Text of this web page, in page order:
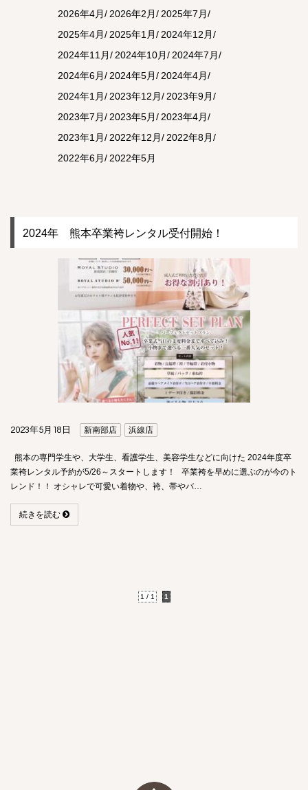
2024年 熊本卒業袴レンタル受付開始！
2023年5月18日 新南部店 浜線店
熊本の専門学生や、大学生、看護学生、美容学生などに向けた 2024年度卒
業袴レンタル予約が5/26～スタートします！ 卒業袴を早めに選ぶのが今のト
レンド！！ オシャレで可愛い着物や、袴、帯やバ…
続きを読む
1 / 1 1
2026年4月
2026年2月
2025年7月
2025年4月
2025年1月
2024年12月
2024年11月
2024年10月
2024年7月
2024年6月
2024年5月
2024年4月
2024年1月
2023年12月
2023年9月
2023年7月
2023年5月
2023年4月
2023年1月
2022年12月
2022年8月
2022年6月
2022年5月